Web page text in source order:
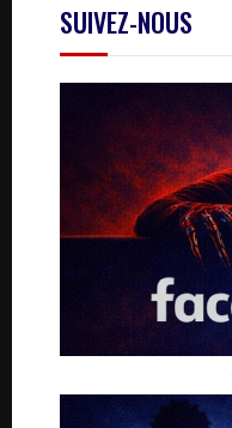
SUIVEZ-NOUS